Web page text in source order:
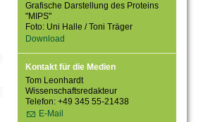
Grafische Darstellung des Proteins
"MIPS"
Foto: Uni Halle / Toni Träger
Download
Kontakt für die Medien
Tom Leonhardt
Wissenschaftsredakteur
Telefon: +49 345 55-21438
E-Mail